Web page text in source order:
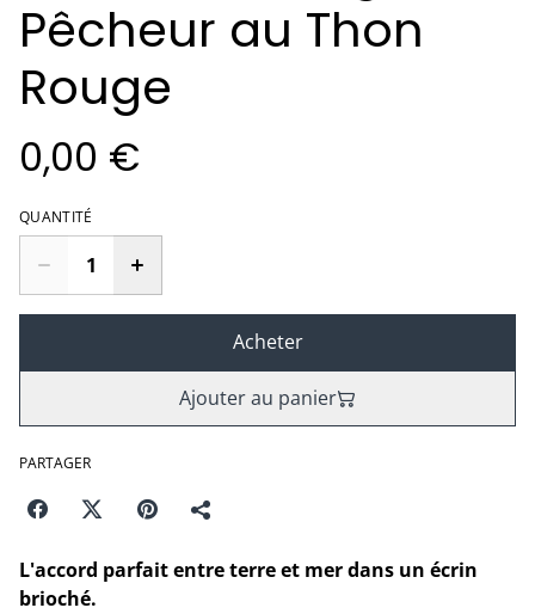
Pêcheur au Thon
Rouge
0,00 €
QUANTITÉ
Acheter
Ajouter au panier
PARTAGER
L'accord parfait entre terre et mer dans un écrin
brioché.